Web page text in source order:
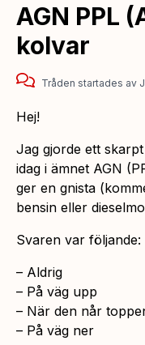
AGN PPL
kolvar
Tråden startades av
Hej!
Jag gjorde ett
idag i ämnet AGN
ger en gnista
bensin eller
Svaren var följande:
– Aldrig
– På väg upp
– När den når
– På väg ner